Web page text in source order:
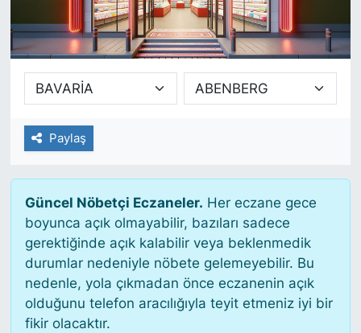
Paylaş
Güncel Nöbetçi Eczaneler. Her eczane gece
boyunca açık olmayabilir, bazıları sadece
gerektiğinde açık kalabilir veya beklenmedik
durumlar nedeniyle nöbete gelemeyebilir. Bu
nedenle, yola çıkmadan önce eczanenin açık
olduğunu telefon aracılığıyla teyit etmeniz iyi bir
fikir olacaktır.
SİYASET
SAĞLIK